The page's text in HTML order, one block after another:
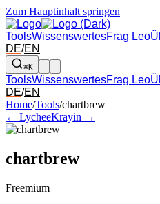
Zum Hauptinhalt springen
ToolsWissenswertesFrag Leo
DE/EN
⌘K
ToolsWissenswertesFrag Leo
DE/EN
Pfeil links und rechts: zum
Home/Tools/chartbrew
← LycheeKrayin →
chartbrew
Freemium